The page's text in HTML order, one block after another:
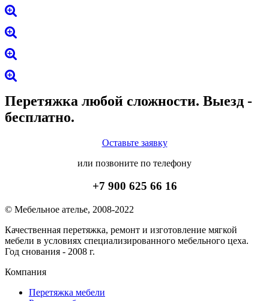
Перетяжка любой сложности. Выезд -
бесплатно.
Оставьте заявку
или позвоните по телефону
+7 900 625 66 16
© Мебельное ателье, 2008-2022
Качественная перетяжка, ремонт и изготовление мягкой
мебели в условиях специализированного мебельного цеха.
Год снования - 2008 г.
Компания
Перетяжка мебели